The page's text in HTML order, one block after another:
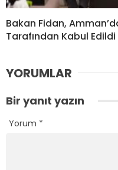
Bakan Fidan,
Tarafından Kabul Edildi
YORUMLAR
Bir yanıt yazın
Yorum *